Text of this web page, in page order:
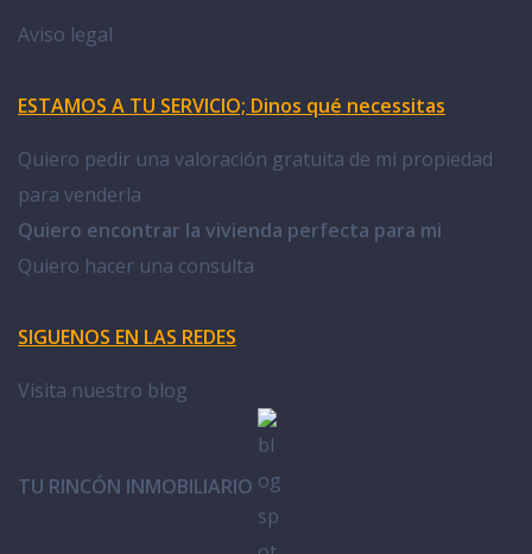
Aviso legal
ESTAMOS A TU SERVICIO; Dinos qué necessitas
Quiero pedir una valoración gratuita de mi propiedad
para venderla
Quiero encontrar la vivienda perfecta para mi
Quiero hacer una consulta
SIGUENOS EN LAS REDES
Visita nuestro blog
TU RINCÓN INMOBILIARIO